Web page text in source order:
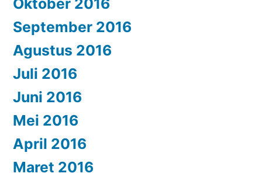
September 2016
Agustus 2016
Juli 2016
Juni 2016
Mei 2016
April 2016
Maret 2016